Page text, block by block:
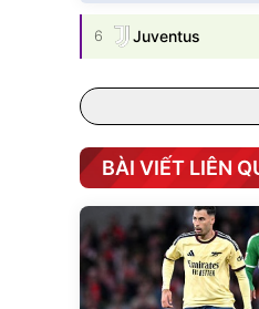
6 Juventus
BÀI VIẾT LIÊN